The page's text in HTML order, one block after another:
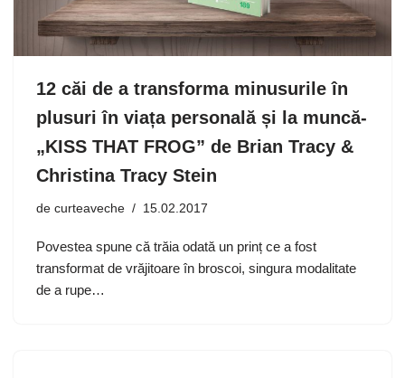
12 căi de a transforma minusurile în
plusuri în viața personală și la muncă-
„KISS THAT FROG” de Brian Tracy &
Christina Tracy Stein
de curteaveche 15.02.2017
Povestea spune că trăia odată un prinț ce a fost
transformat de vrăjitoare în broscoi, singura modalitate
de a rupe…